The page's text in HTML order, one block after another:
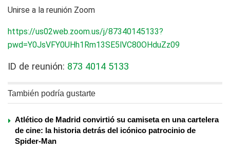
Unirse a la reunión Zoom
https://us02web.zoom.us/j/87340145133?
pwd=Y0JsVFY0UHh1Rm13SE5lVC80OHduZz09
ID de reunión: 873 4014 5133
También podría gustarte
Atlético de Madrid convirtió su camiseta en una cartelera
de cine: la historia detrás del icónico patrocinio de
Spider-Man